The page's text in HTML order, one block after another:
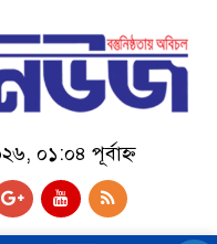
০১:০৪ পূর্বাহ্ন